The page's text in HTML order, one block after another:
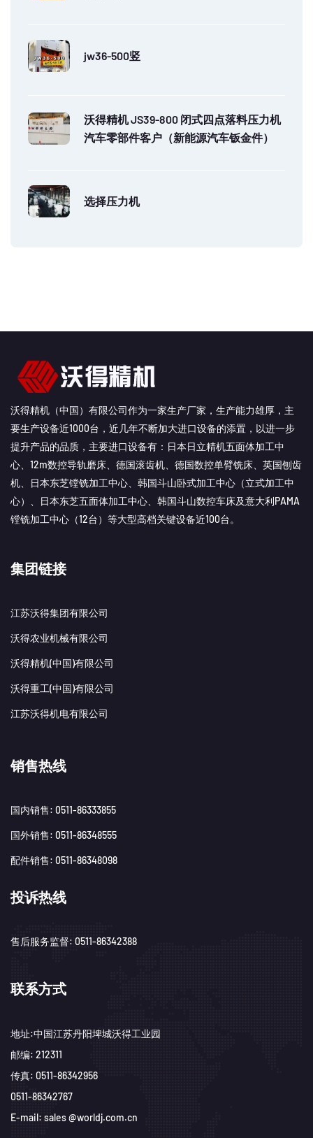
jw36-500竖
沃得精机 JS39-800 闭式四点落料压力机
汽车零部件客户（新能源汽车钣金件）
选择压力机
沃得精机（中国）有限公司作为一家生产厂家，生产能力雄厚，主
要生产设备近1000台，近几年不断加大进口设备的添置，以进一步
提升产品的品质，主要进口设备有：日本日立精机五面体加工中
心、12m数控导轨磨床、德国滚齿机、德国数控单臂铣床、英国刨齿
机、日本东芝镗铣加工中心、韩国斗山卧式加工中心（立式加工中
心）、日本东芝五面体加工中心、韩国斗山数控车床及意大利PAMA
镗铣加工中心（12台）等大型高档关键设备近100台。
集团链接
江苏沃得集团有限公司
沃得农业机械有限公司
沃得精机(中国)有限公司
沃得重工(中国)有限公司
江苏沃得机电有限公司
销售热线
国内销售: 0511-86333855
国外销售: 0511-86348555
配件销售: 0511-86348098
投诉热线
售后服务监督: 0511-86342388
联系方式
地址:中国江苏丹阳埤城沃得工业园
邮编: 212311
传真: 0511-86342956
0511-86342767
E-mail: sales @worldj.com.cn